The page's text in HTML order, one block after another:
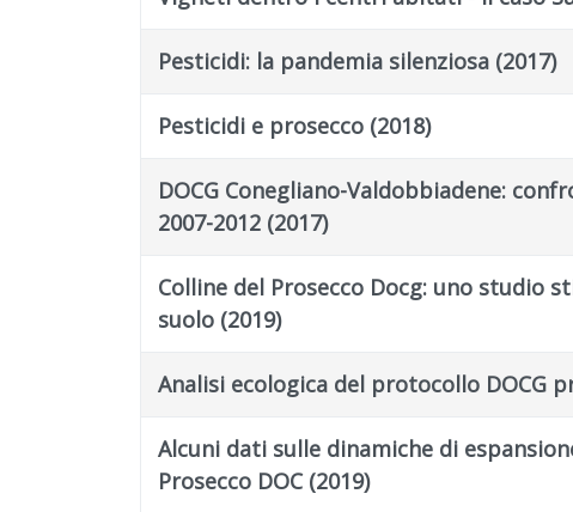
Pesticidi: la pandemia silenziosa (2017)
Pesticidi e prosecco (2018)
DOCG Conegliano-Valdobbiadene:
2007-2012 (2017)
Colline del Prosecco Docg: uno studio
suolo (2019)
Analisi ecologica del protocollo DOCG
Alcuni dati sulle dinamiche di
Prosecco DOC (2019)